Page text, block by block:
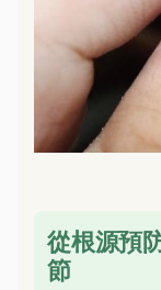
從根源預
節